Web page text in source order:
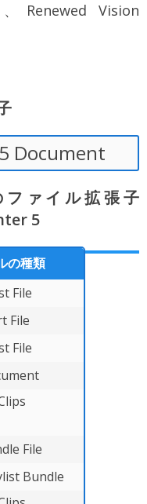
Vision
Document
ァイル拡張子
5
の種類
File
File
File
File
Bundle